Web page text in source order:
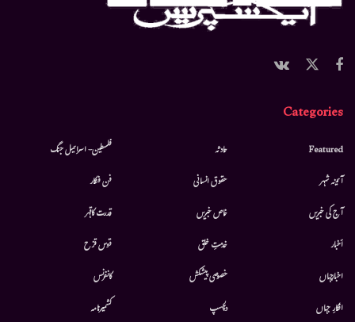
Categories
Featured
آئینہ شہر
آج کی خبریں
أخبار
اخبارجہاں
افکارِ جہاں
حادثہ
حقوق انسانی
خاص خبریں
خدمتِ خلق
خصوصی پیشکش
دلچسپ
فلسطین- اسرائیل جنگ
فن فنکار
قدرت کاقہر
قوس قزح
کانفرنس
کشمیرنامہ